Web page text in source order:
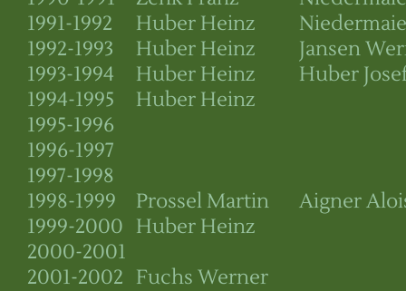
1991-1992
1992-1993
1993-1994
1994-1995
1995-1996
1996-1997
1997-1998
1998-1999
1999-2000
2000-2001
2001-2002
Huber Heinz
Huber Heinz
Huber Heinz
Huber Heinz
Prossel Martin
Huber Heinz
Fuchs Werner
Jansen
Huber
Aigner